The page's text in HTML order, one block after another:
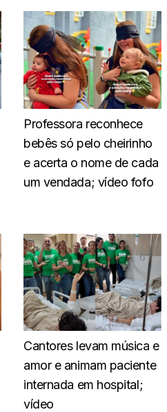
Professora reconhece
bebês só pelo cheirinho
e acerta o nome de cada
um vendada; vídeo fofo
Cantores levam música e
amor e animam paciente
internada em hospital;
vídeo